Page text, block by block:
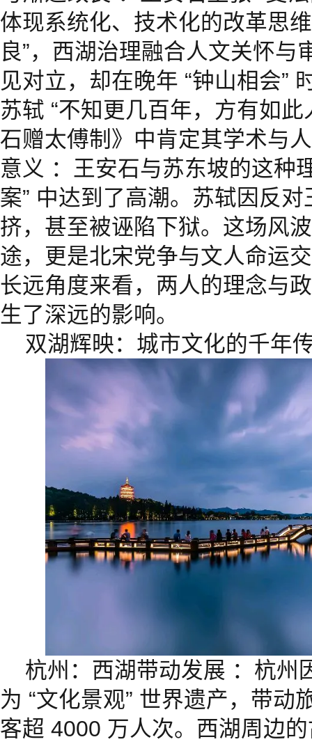
体现系统化、技术化的改革思
良”，西湖治理融合人文关怀与
见对立，却在晚年 “钟山相会”
苏轼 “不知更几百年，方有如
石赠太傅制》中肯定其学术与
意义 ：王安石与苏东坡的这种
案” 中达到了高潮。苏轼因反
挤，甚至被诬陷下狱。这场风
途，更是北宋党争与文人命运
长远角度来看，两人的理念与
生了深远的影响。
双湖辉映：城市文化的千年
杭州：西湖带动发展 ：杭州
为 “文化景观” 世界遗产，带动
客超 4000 万人次。西湖周边